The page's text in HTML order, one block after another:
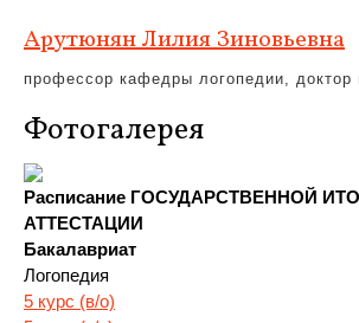
Арутюнян Лилия Зиновьевна
профессор кафедры логопедии, доктор
Фотогалерея
Расписание ГОСУДАРСТВЕННОЙ
АТТЕСТАЦИИ
Бакалавриат
Логопедия
5 курс (в/о)